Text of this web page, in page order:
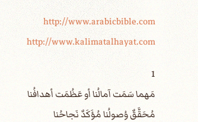
http://www.arabicbible.com
http://www.kalimatalhayat.com
1
مَهما سَمَت آمالُنا أو عَظُمَت أهدافُنا
مُحَقَّقٌ وُصولُنا مُؤَكَدٌ نَجاحُنا